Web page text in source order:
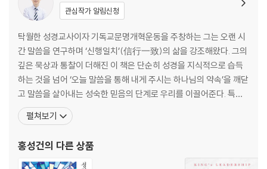
PART 2 하나님은 우리가
그분의 음성을 듣기 원하신다
chapter 3 하나님의 초대장
너희는 내게 나아와 들으라
하나님의 음성을 듣는 삶을 살 때
하나님의 음성을 듣기 위해 대가를 지불해야 한다
세븐업(7up)
하나님과 친밀감을 가지라
관심작가 알림신청
탁월한 성경교사이자 기독교문명개혁운동을 주창하는 그는 오랜 시
간 말씀을 연구하며 ‘신행일치’(信行一致)의 삶을 강조해왔다. 그의
깊은 묵상과 통찰이 더해진 이 책은 단순히 성경을 지식적으로 습득
하는 것을 넘어 ‘오늘 말씀을 통해 내게 주시는 하나님의 약속’을 깨닫
고 말씀을 살아내는 성숙한 믿음의 단계로 우리를 이끌어준다. 특히
시편과 잠언 말씀 묵상을 통해 성경 전체를 꿰뚫는 하나님의 역사와
헤세드의 사랑을 알게 해준다. 서강대학교와 장로회신학대학원을 졸
립했다. 저서로 《왕의 말씀》, 《쉐마 말씀학교》(구약·신약
펼쳐보기
홍성건의 다른 상품